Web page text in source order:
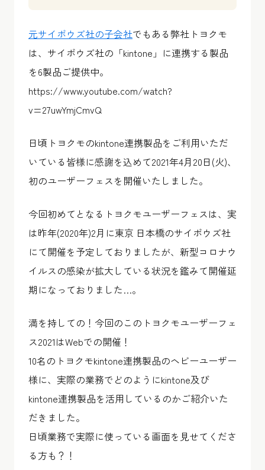
元サイボウズ社の子会社でもある弊社トヨクモ
は、サイボウズ社の「kintone」に連携する製品
を6製品ご提供中。
https://www.youtube.com/watch?
v=27uwYmjCmvQ
日頃トヨクモのkintone連携製品をご利用いただ
いている皆様に感謝を込めて2021年4月20日(火)、
初のユーザーフェスを開催いたしました。
今回初めてとなるトヨクモユーザーフェスは、実
は昨年(2020年)2月に東京 日本橋のサイボウズ社
にて開催を予定しておりましたが、新型コロナウ
イルスの感染が拡大している状況を鑑みて開催延
期になっておりました…。
満を持しての！今回のこのトヨクモユーザーフェ
ス2021はWebでの開催！
10名のトヨクモkintone連携製品のヘビーユーザー
様に、実際の業務でどのようにkintone及び
kintone連携製品を活用しているのかご紹介いた
だきました。
日頃業務で実際に使っている画面を見せてくださ
る方も？！